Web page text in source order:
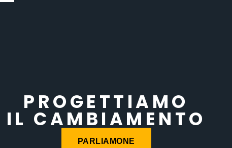
PROGETTIAMO
IL CAMBIAMENTO
PARLIAMONE